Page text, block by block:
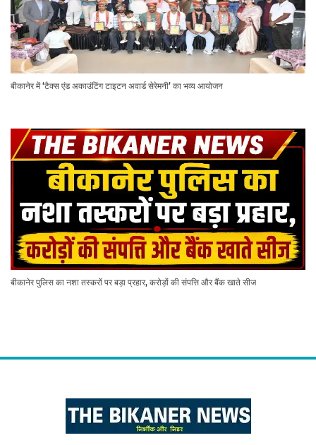
बीकानेर में ‘टैक्स एंड अकाउंटिंग टाइटन अवार्ड सेरेमनी’ का भव्य आयोजन
बीकानेर पुलिस का नशा तस्करों पर बड़ा प्रहार, करोड़ों की संपत्ति और बैंक खाते सीज